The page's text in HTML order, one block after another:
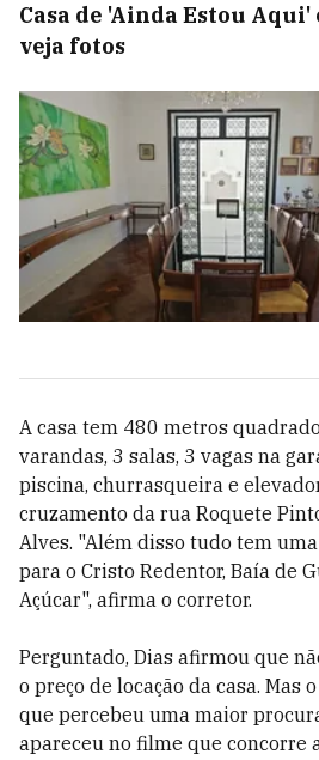
Casa de 'Ainda Estou Aqui'
veja fotos
A casa tem 480 metros
varandas, 3 salas, 3 vagas na
piscina, churrasqueira e
cruzamento da rua Roquete
Alves. "Além disso tudo tem
para o Cristo Redentor, Baía de
Açúcar", afirma o corretor.
Perguntado, Dias afirmou que
o preço de locação da casa. Mas
que percebeu uma maior
apareceu no filme que concorre